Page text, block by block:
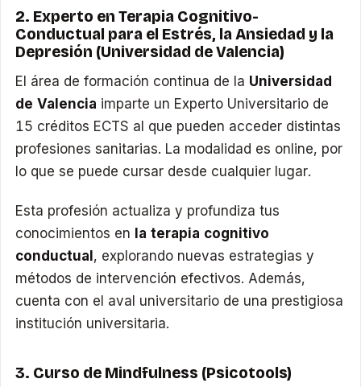
2. Experto en Terapia Cognitivo-
Conductual para el Estrés, la Ansiedad y la
Depresión (Universidad de Valencia)
El área de formación continua de la Universidad
de Valencia imparte un Experto Universitario de
15 créditos ECTS al que pueden acceder distintas
profesiones sanitarias. La modalidad es online, por
lo que se puede cursar desde cualquier lugar.
Esta profesión actualiza y profundiza tus
conocimientos en la terapia cognitivo
conductual , explorando nuevas estrategias y
métodos de intervención efectivos. Además,
cuenta con el aval universitario de una prestigiosa
institución universitaria.
3. Curso de Mindfulness (Psicotools)